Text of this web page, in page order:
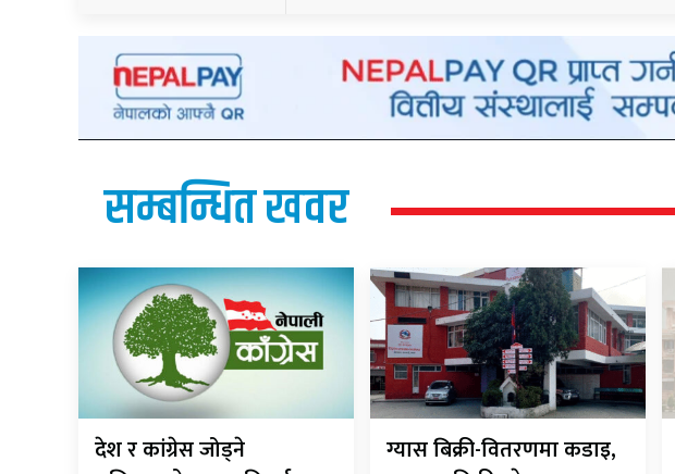
सम्बन्धित खवर
देश र कांग्रेस जोड्ने
ग्यास बिक्री-वितरणमा कडाइ,